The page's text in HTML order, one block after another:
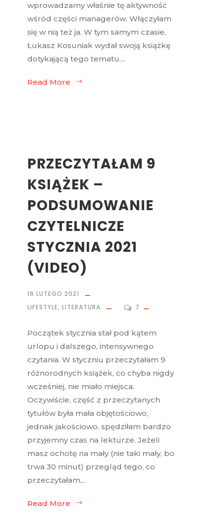
wprowadzamy właśnie tę aktywność
wśród części managerów. Włączyłam
się w nią też ja. W tym samym czasie,
Łukasz Kosuniak wydał swoją książkę
dotykającą tego tematu....
Read More
PRZECZYTAŁAM 9
KSIĄŻEK –
PODSUMOWANIE
CZYTELNICZE
STYCZNIA 2021
(VIDEO)
16 LUTEGO 2021
LIFESTYLE, LITERATURA 7
Początek stycznia stał pod kątem
urlopu i dalszego, intensywnego
czytania. W styczniu przeczytałam 9
różnorodnych książek, co chyba nigdy
wcześniej, nie miało miejsca.
Oczywiście, część z przeczytanych
tytułów była mała objętościowo,
jednak jakościowo, spędziłam bardzo
przyjemny czas na lekturze. Jeżeli
masz ochotę na mały (nie taki mały, bo
trwa 30 minut) przegląd tego, co
przeczytałam,...
Read More